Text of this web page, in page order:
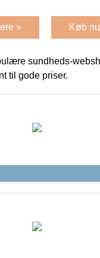
» Køb
sundheds-
til gode priser.